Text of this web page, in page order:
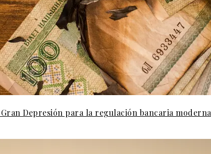
Depresión para la regulación bancaria moderna